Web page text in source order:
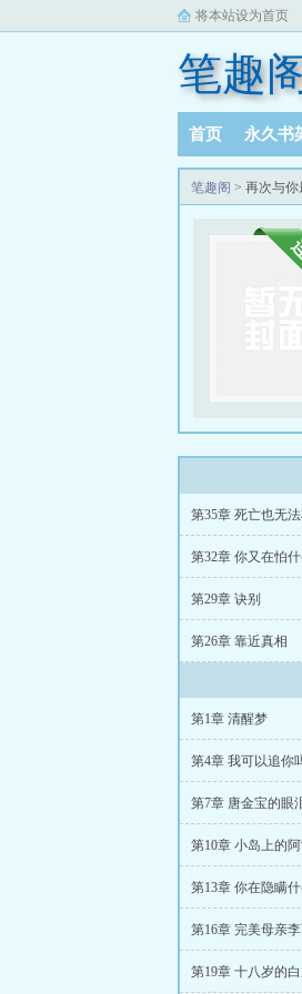
将本站设为首页
笔趣
首页 永久书
阅读记录
笔趣阁 > 再次与
第35章 死亡也无
第32章 你又在怕
第29章 诀别
第26章 靠近真相
第1章 清醒梦
第4章 我可以追你
第7章 唐金宝的眼
第10章 小岛上的阿
第13章 你在隐瞒
第16章 完美母亲
第19章 十八岁的白